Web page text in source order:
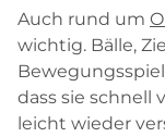
Auch rund um
wichtig. Bälle,
dass sie schnell
leicht wieder